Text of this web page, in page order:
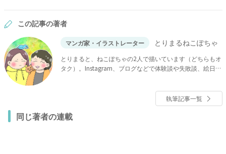
この記事の著者
マンガ家・イラストレーター とりまるねこぽちゃ
とりまると、ねこぽちゃの2人で描いています（どちらもオ
タク）。Instagram、ブログなどで体験談や失敗談、絵日記
執筆記事一覧
同じ著者の連載